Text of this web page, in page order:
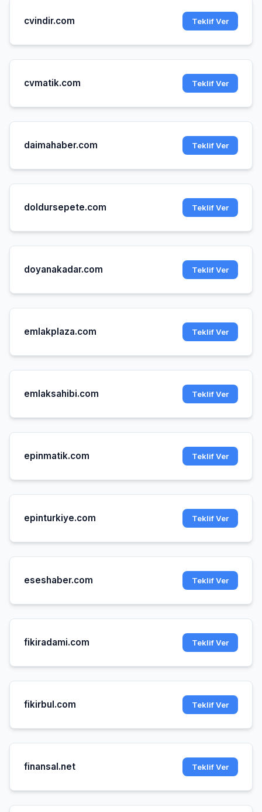
cvindir.com Teklif Ver
cvmatik.com Teklif Ver
daimahaber.com Teklif Ver
doldursepete.com Teklif Ver
doyanakadar.com Teklif Ver
emlakplaza.com Teklif Ver
emlaksahibi.com Teklif Ver
epinmatik.com Teklif Ver
epinturkiye.com Teklif Ver
eseshaber.com Teklif Ver
fikiradami.com Teklif Ver
fikirbul.com Teklif Ver
finansal.net Teklif Ver